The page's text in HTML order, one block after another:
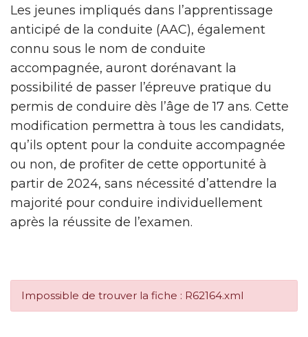
Les jeunes impliqués dans l’apprentissage
anticipé de la conduite (AAC), également
connu sous le nom de conduite
accompagnée, auront dorénavant la
possibilité de passer l’épreuve pratique du
permis de conduire dès l’âge de 17 ans. Cette
modification permettra à tous les candidats,
qu’ils optent pour la conduite accompagnée
ou non, de profiter de cette opportunité à
partir de 2024, sans nécessité d’attendre la
majorité pour conduire individuellement
après la réussite de l’examen.
Impossible de trouver la fiche : R62164.xml